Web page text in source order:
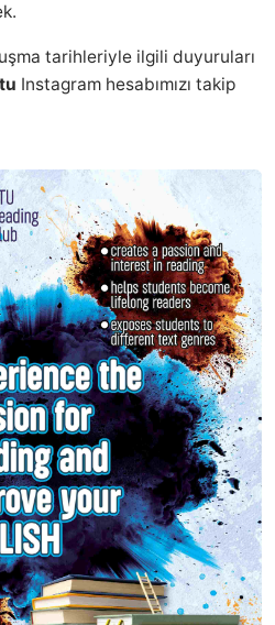
tarihleriyle ilgili duyuruları
Instagram hesabımızı takip